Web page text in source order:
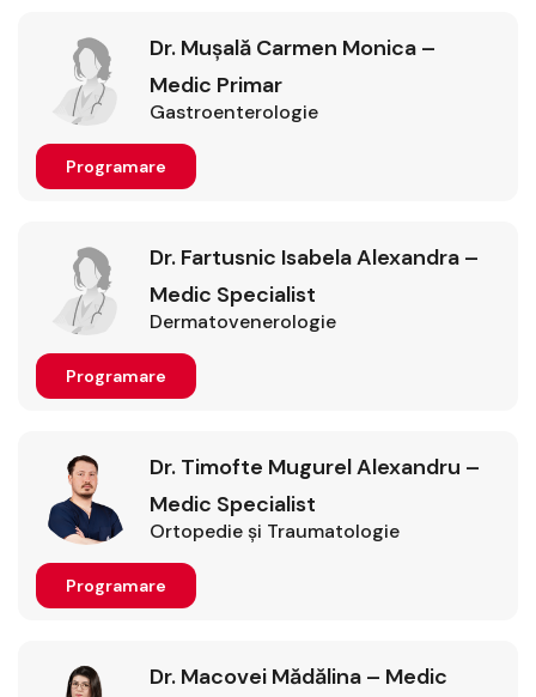
Dr. Mușală Carmen Monica –
Medic Primar
Gastroenterologie
Programare
Dr. Fartusnic Isabela Alexandra –
Medic Specialist
Dermatovenerologie
Programare
Dr. Timofte Mugurel Alexandru –
Medic Specialist
Ortopedie şi Traumatologie
Programare
Dr. Macovei Mădălina – Medic